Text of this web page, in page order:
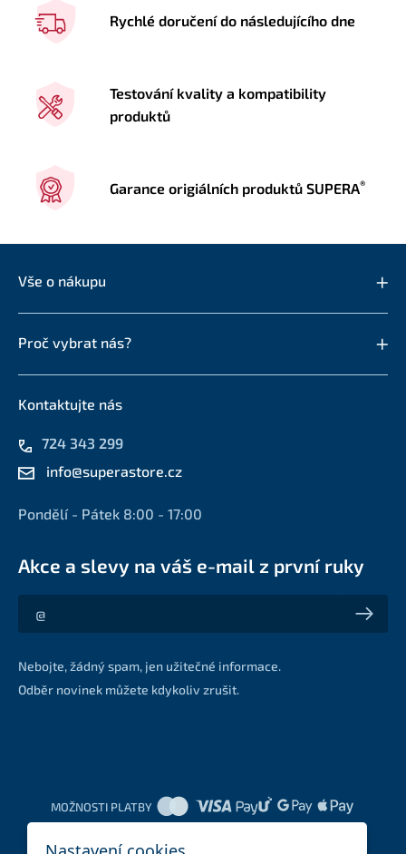
Rychlé doručení do následujícího dne
Testování kvality a kompatibility
produktů
Garance origiálních produktů SUPERA®
Vše o nákupu
Proč vybrat nás?
Kontaktujte nás
724 343 299
info@superastore.cz
Pondělí - Pátek 8:00 - 17:00
Akce a slevy na váš e-mail z první ruky
Akce a slevy na váš e-mail z první ruky
Nebojte, žádný spam, jen užitečné informace.
Odběr novinek můžete kdykoliv zrušit.
MOŽNOSTI PLATBY